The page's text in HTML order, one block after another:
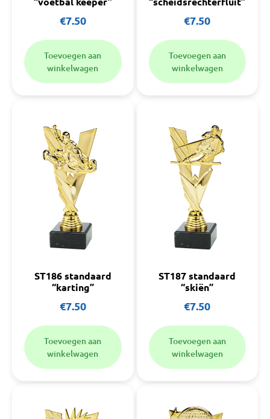
€7.50
Toevoegen aan
winkelwagen
€7.50
Toevoegen aan
winkelwagen
ST186 standaard
“karting”
€7.50
Toevoegen aan
winkelwagen
ST187 standaard
“skiën”
€7.50
Toevoegen aan
winkelwagen